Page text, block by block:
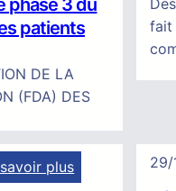
’
s
i
d
e
d
e
o
u
v
e
a
S
c
e
n
e
a
phase 3 du
patients
DE LA
(FDA) DES
fait
plus
29/